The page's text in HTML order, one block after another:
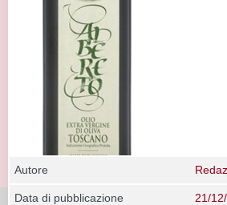
Autore
Data di pubblicazione 21/